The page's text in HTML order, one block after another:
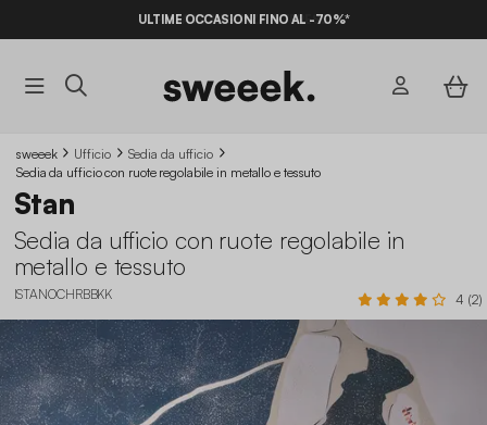
ULTIME OCCASIONI FINO AL -70%*
sweeek Ufficio
Sedia da ufficio
Sedia da ufficio con ruote regolabile in metallo e tessuto
Stan
Sedia da ufficio con ruote regolabile in
metallo e tessuto
ISTANOCHRBBKK 4 (2)